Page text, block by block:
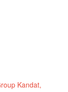
Kandat,